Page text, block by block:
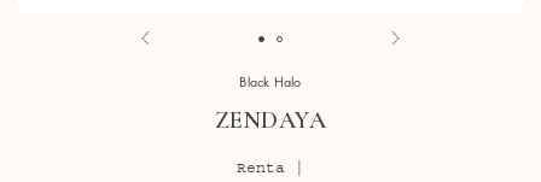
Black Halo
ZENDAYA
Renta |